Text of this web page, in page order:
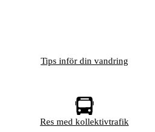
Tips inför din vandring
Res med kollektivtrafik